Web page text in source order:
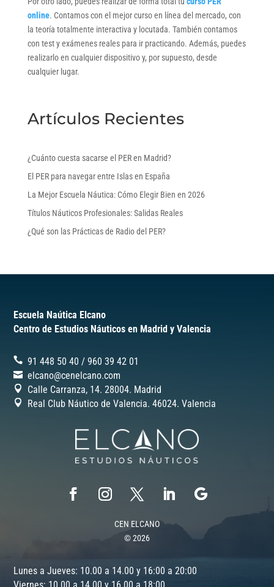
online. Contamos con el mejor curso en línea del mercado, con
la teoría totalmente interactiva y locutada. También contamos
con test y exámenes reales para ir practicando. Además, puedes
realizarlo en cualquier dispositivo y, por supuesto, desde
cualquier lugar.
Artículos Recientes
¿Cuánto cuesta sacarse el PER en Madrid?
El PER para navegar entre Islas en España
La Mejor Escuela Náutica: Cómo Elegir Bien en 2026
Títulos Náuticos Profesionales: Salidas Reales
¿Qué son las Prácticas de Radio del PER?
Escuela Naútica Elcano
Centro de Estudios Náuticos en Madrid y Valencia
91 448 50 40 /‎960 39 42 01
elcano@cenelcano.com
Calle Carranza, 14. 28004. Madrid
Real Club Náutico de Valencia. 46024. Valencia
CEN ELCANO
© 2026
Lunes a Jueves: 10.00 a 14.00 y 16:00 a 20:00